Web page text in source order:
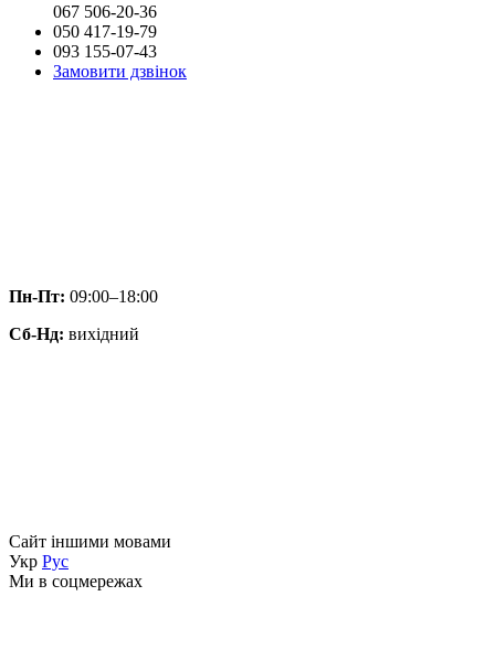
067 506-20-36
050 417-19-79
093 155-07-43
Замовити дзвінок
Пн-Пт: 09:00–18:00
Сб-Нд: вихідний
Сайт іншими мовами
Укр Рус
Ми в соцмережах